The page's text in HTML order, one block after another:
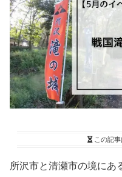
この記事
所沢市と清瀬市の境にあ